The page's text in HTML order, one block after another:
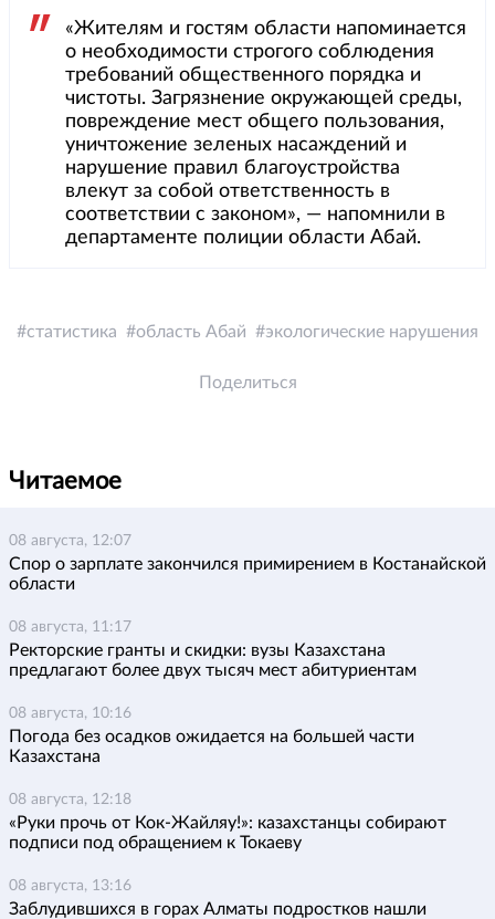
«Жителям и гостям области напоминается
о необходимости строгого соблюдения
требований общественного порядка и
чистоты. Загрязнение окружающей среды,
повреждение мест общего пользования,
уничтожение зеленых насаждений и
нарушение правил благоустройства
влекут за собой ответственность в
соответствии с законом», — напомнили в
департаменте полиции области Абай.
статистика область Абай экологические нарушения
Поделиться
Читаемое
08 августа, 12:07
Спор о зарплате закончился примирением в Костанайской
области
08 августа, 11:17
Ректорские гранты и скидки: вузы Казахстана
предлагают более двух тысяч мест абитуриентам
08 августа, 10:16
Погода без осадков ожидается на большей части
Казахстана
08 августа, 12:18
«Руки прочь от Кок-Жайляу!»: казахстанцы собирают
подписи под обращением к Токаеву
08 августа, 13:16
Заблудившихся в горах Алматы подростков нашли